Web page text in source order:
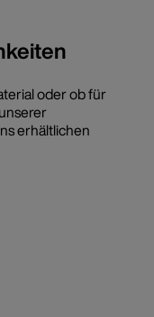
oder ob für
erhältlichen